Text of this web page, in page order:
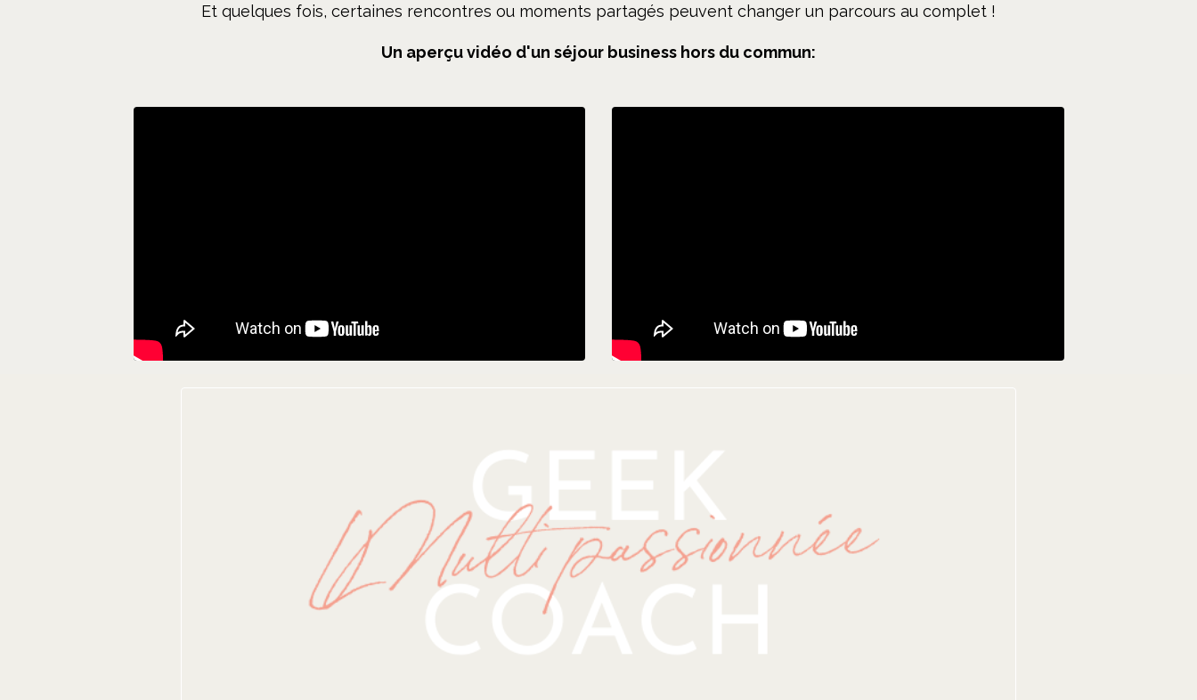
Et quelques fois, certaines rencontres ou moments partagés peuvent changer un parcours au complet !
Un aperçu vidéo d'un séjour business hors du commun: